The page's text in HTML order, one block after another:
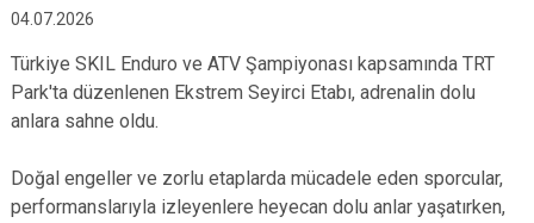
04.07.2026
Türkiye SKIL Enduro ve ATV Şampiyonası kapsamında TRT
Park'ta düzenlenen Ekstrem Seyirci Etabı, adrenalin dolu
anlara sahne oldu.
Doğal engeller ve zorlu etaplarda mücadele eden sporcular,
performanslarıyla izleyenlere heyecan dolu anlar yaşatırken,